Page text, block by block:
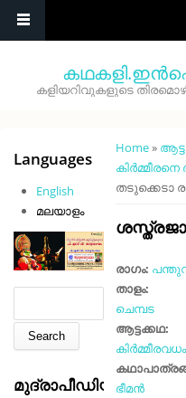
കളിയറിവുകളുടെ തിരമൊഴി
You are
Home»
തടുക്കെടാ
രാഗം:
താളം:
ചെമ്പട
ആട്ടക്കഥ:
കിർമ്മീരവധം
ഭീമൻ
Languages
English
മലയാളം
മുദ്രാപീഡിയ